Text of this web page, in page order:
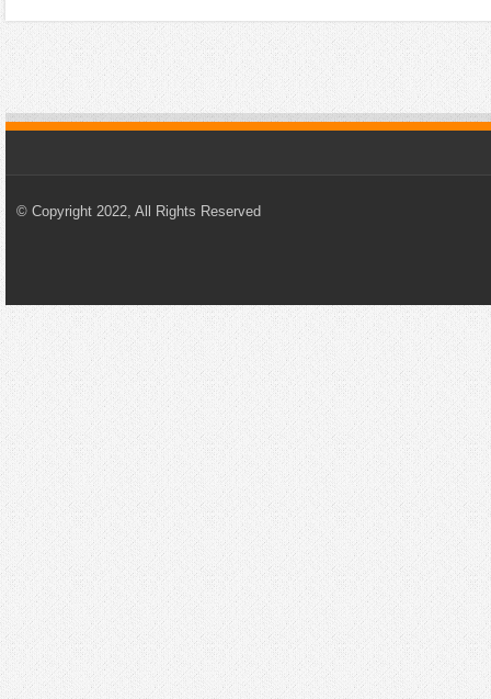
© Copyright 2022, All Rights Reserved